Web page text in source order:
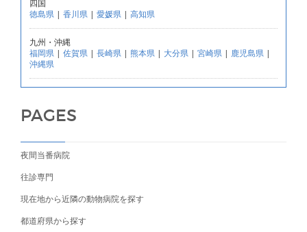
四国
徳島県 | 香川県 | 愛媛県 | 高知県
九州・沖縄
福岡県 | 佐賀県 | 長崎県 | 熊本県 | 大分県 | 宮崎県 | 鹿児島県 |
沖縄県
PAGES
夜間当番病院
往診専門
現在地から近隣の動物病院を探す
都道府県から探す